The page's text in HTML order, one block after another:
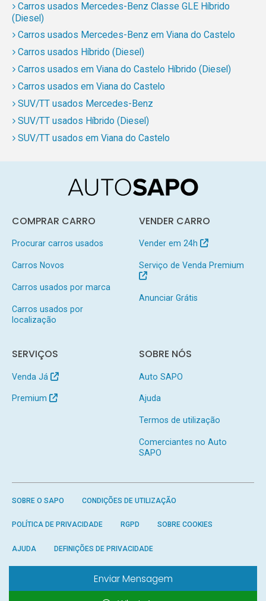
Enviar Mensagem
Carros usados Mercedes-Benz Classe GLE Híbrido
(Diesel)
Carros usados Mercedes-Benz em Viana do Castelo
Carros usados Híbrido (Diesel)
Carros usados em Viana do Castelo Híbrido (Diesel)
Carros usados em Viana do Castelo
SUV/TT usados Mercedes-Benz
SUV/TT usados Híbrido (Diesel)
SUV/TT usados em Viana do Castelo
COMPRAR CARRO
Procurar carros usados
Carros Novos
Carros usados por marca
Carros usados por
localização
VENDER CARRO
Vender em 24h
Serviço de Venda Premium
Anunciar Grátis
SERVIÇOS
Venda Já
Premium
SOBRE NÓS
Auto SAPO
Ajuda
Termos de utilização
Comerciantes no Auto
SAPO
SOBRE O SAPO CONDIÇÕES DE UTILIZAÇÃO
POLÍTICA DE PRIVACIDADE RGPD SOBRE COOKIES
AJUDA DEFINIÇÕES DE PRIVACIDADE